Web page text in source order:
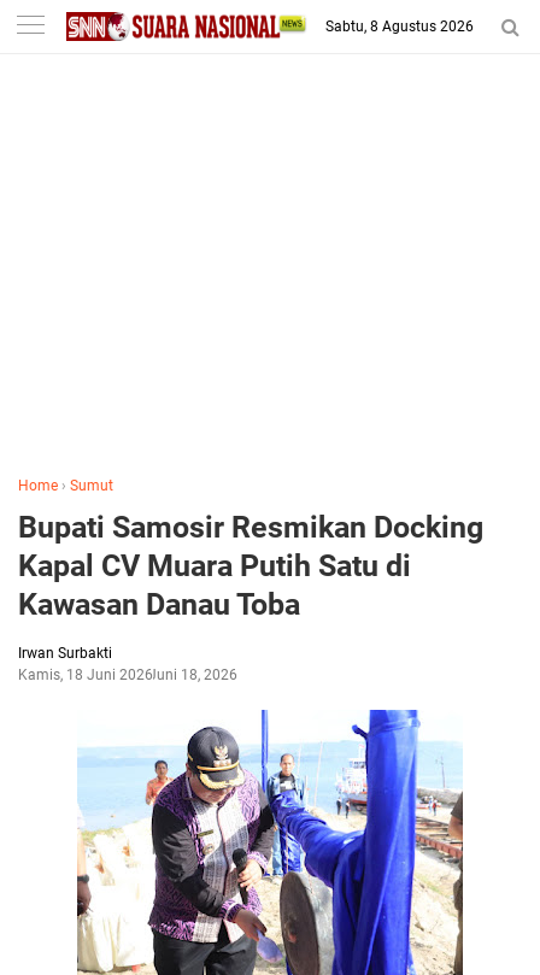
-->
Sabtu, 8 Agustus 2026
Home › Sumut
Bupati Samosir Resmikan Docking
Kapal CV Muara Putih Satu di
Kawasan Danau Toba
Irwan Surbakti
Kamis, 18 Juni 2026Juni 18, 2026